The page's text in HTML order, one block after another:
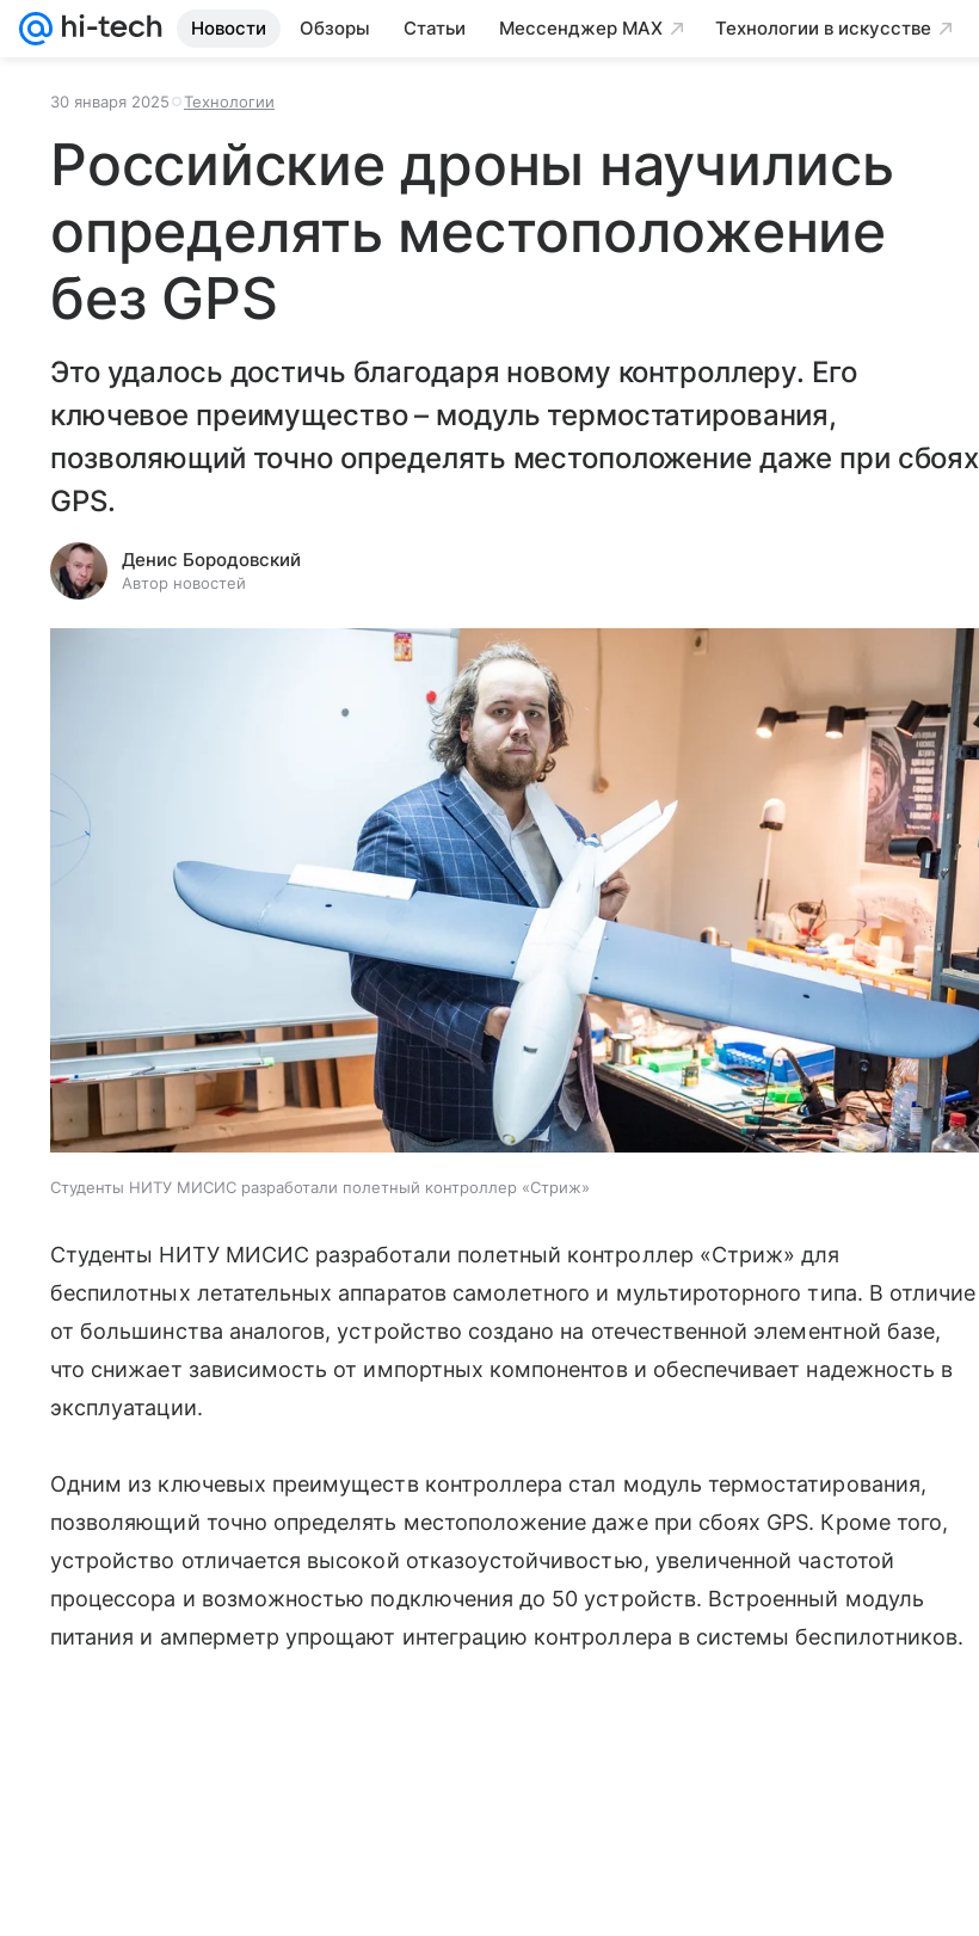
Новости Обзоры Статьи Мессенджер MAX Технологии в искусстве
30 января 2025 Технологии
Российские дроны научились
определять местоположение
без GPS
Это удалось достичь благодаря новому контроллеру. Его
ключевое преимущество – модуль термостатирования,
позволяющий точно определять местоположение даже при сбоях
GPS.
Денис Бородовский
Автор новостей
Студенты НИТУ МИСИС разработали полетный контроллер «Стриж»
Студенты НИТУ МИСИС разработали полетный контроллер «Стриж» для
беспилотных летательных аппаратов самолетного и мультироторного типа. В отличие
от большинства аналогов, устройство создано на отечественной элементной базе,
что снижает зависимость от импортных компонентов и обеспечивает надежность в
эксплуатации.
Одним из ключевых преимуществ контроллера стал модуль термостатирования,
позволяющий точно определять местоположение даже при сбоях GPS. Кроме того,
устройство отличается высокой отказоустойчивостью, увеличенной частотой
процессора и возможностью подключения до 50 устройств. Встроенный модуль
питания и амперметр упрощают интеграцию контроллера в системы беспилотников.